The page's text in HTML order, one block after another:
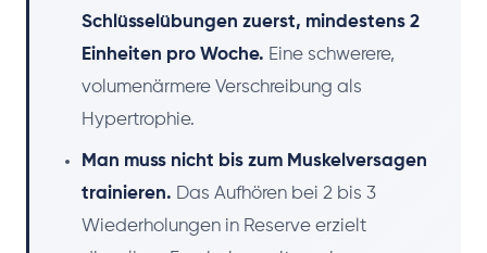
Schlüsselübungen zuerst, mindestens 2
Einheiten pro Woche. Eine schwerere,
volumenärmere Verschreibung als
Hypertrophie.
Man muss nicht bis zum Muskelversagen
trainieren. Das Aufhören bei 2 bis 3
Wiederholungen in Reserve erzielt